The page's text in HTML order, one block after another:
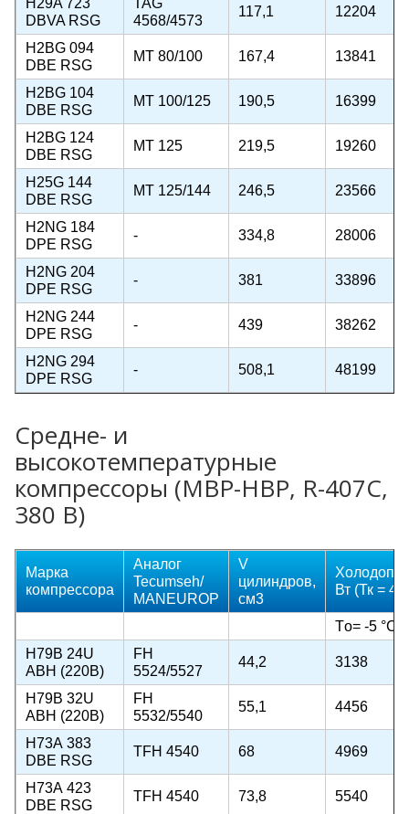
DBVA RSG
4568/4573
117,1 12204
Н2BG 094
DBE RSG
MT 80/100 167,4 13841
Н2BG 104
DBE RSG
MT 100/125 190,5 16399
Н2BG 124
DBE RSG
MT 125 219,5 19260
Н25G 144
DBE RSG
MT 125/144 246,5 23566
H2NG 184
DPE RSG
- 334,8 28006
H2NG 204
DPE RSG
- 381 33896
H2NG 244
DPE RSG
- 439 38262
H2NG 294
DPE RSG
- 508,1 48199
Средне- и
высокотемпературные
компрессоры (MBP-HBP, R-407C,
380 В)
Марка
компрессора
Аналог
Tecumseh/
MANEUROP
V
цилиндров,
cм3
Вт (Тк =
Тo= -5 °C
H79B 24U
ABH (220B)
FH
5524/5527
44,2 3138
H79B 32U
ABH (220B)
FH
5532/5540
55,1 4456
Н73А 383
DBE RSG
TFH 4540 68 4969
Н73А 423
DBE RSG
TFH 4540 73,8 5540